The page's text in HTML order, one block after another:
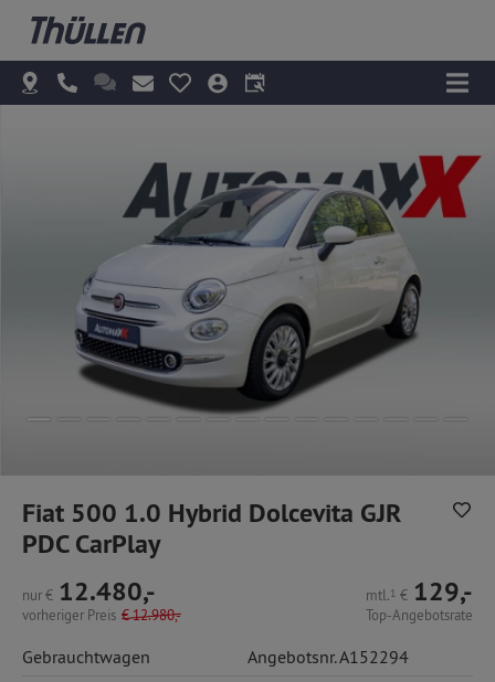
Fiat 500 1.0 Hybrid Dolcevita GJR
PDC CarPlay
nur€ 12.480,-
vorheriger Preis €12.980,-
mtl.1 € 129,-
Top-Angebotsrate
Gebrauchtwagen
Angebotsnr. A152294